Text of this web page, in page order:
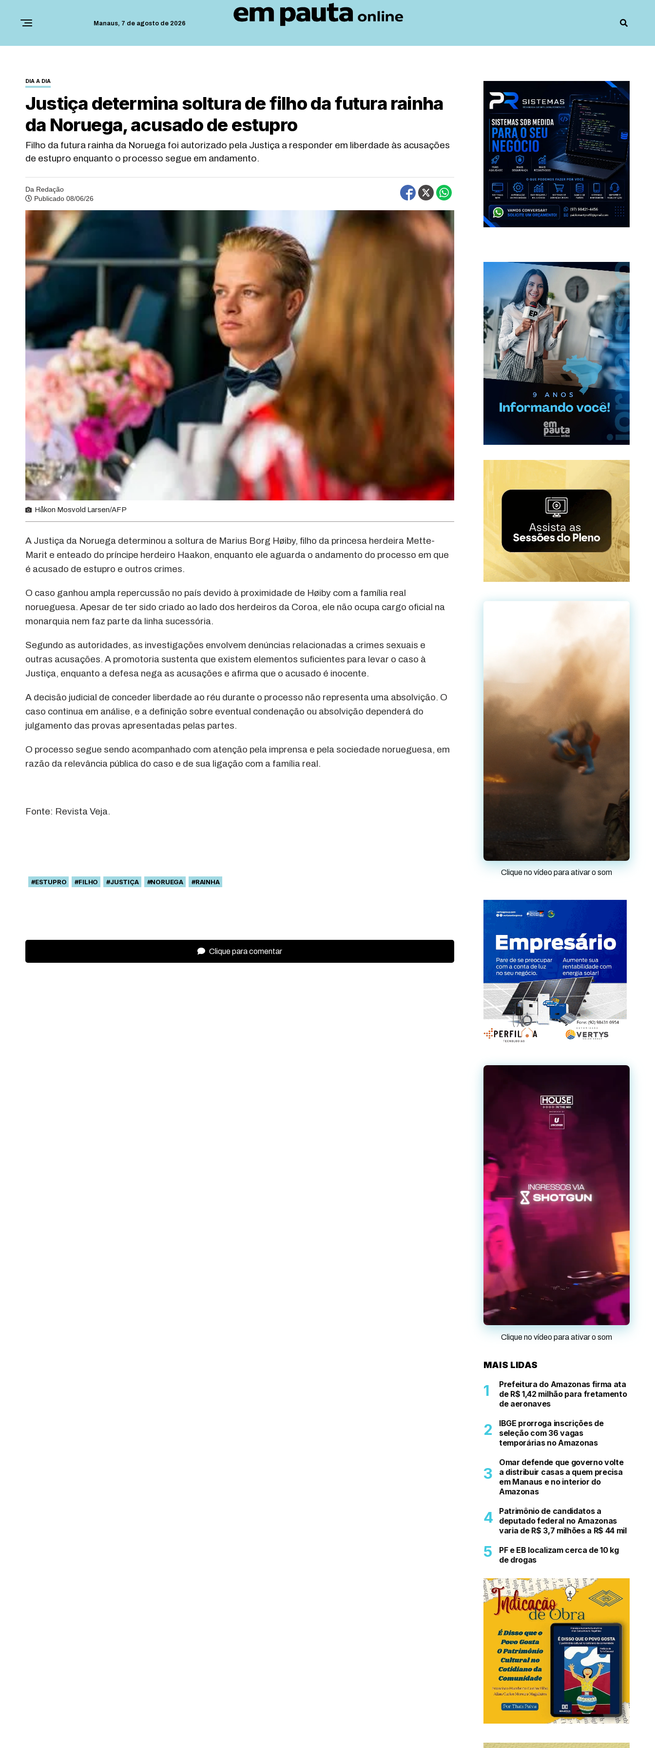
Manaus, 7 de agosto de 2026
DIA A DIA
Justiça determina soltura de filho da futura rainha
da Noruega, acusado de estupro
Filho da futura rainha da Noruega foi autorizado pela Justiça a responder em liberdade às acusações
de estupro enquanto o processo segue em andamento.
Da Redação
Publicado 08/06/26
Håkon Mosvold Larsen/AFP
A Justiça da Noruega determinou a soltura de Marius Borg Høiby, filho da princesa herdeira Mette-
Marit e enteado do príncipe herdeiro Haakon, enquanto ele aguarda o andamento do processo em que
é acusado de estupro e outros crimes.
O caso ganhou ampla repercussão no país devido à proximidade de Høiby com a família real
norueguesa. Apesar de ter sido criado ao lado dos herdeiros da Coroa, ele não ocupa cargo oficial na
monarquia nem faz parte da linha sucessória.
Segundo as autoridades, as investigações envolvem denúncias relacionadas a crimes sexuais e
outras acusações. A promotoria sustenta que existem elementos suficientes para levar o caso à
Justiça, enquanto a defesa nega as acusações e afirma que o acusado é inocente.
A decisão judicial de conceder liberdade ao réu durante o processo não representa uma absolvição. O
caso continua em análise, e a definição sobre eventual condenação ou absolvição dependerá do
julgamento das provas apresentadas pelas partes.
O processo segue sendo acompanhado com atenção pela imprensa e pela sociedade norueguesa, em
razão da relevância pública do caso e de sua ligação com a família real.
Fonte: Revista Veja.
#ESTUPRO #FILHO #JUSTIÇA #NORUEGA #RAINHA
Clique para comentar
Clique no vídeo para ativar o som
Clique no vídeo para ativar o som
MAIS LIDAS
Prefeitura do Amazonas firma ata
de R$ 1,42 milhão para fretamento
de aeronaves
IBGE prorroga inscrições de
seleção com 36 vagas
temporárias no Amazonas
Omar defende que governo volte
a distribuir casas a quem precisa
em Manaus e no interior do
Amazonas
Patrimônio de candidatos a
deputado federal no Amazonas
varia de R$ 3,7 milhões a R$ 44 mil
PF e EB localizam cerca de 10 kg
de drogas